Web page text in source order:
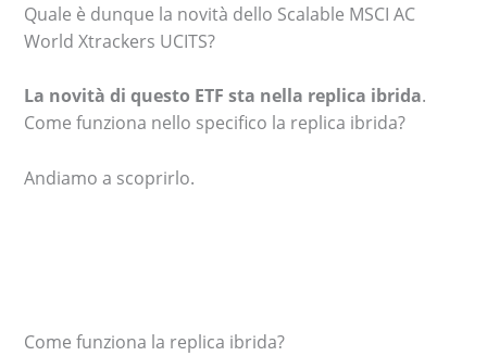
Quale è dunque la novità dello Scalable MSCI AC
World Xtrackers UCITS?
La novità di questo ETF sta nella replica ibrida.
Come funziona nello specifico la replica ibrida?
Andiamo a scoprirlo.
Come funziona la replica ibrida?